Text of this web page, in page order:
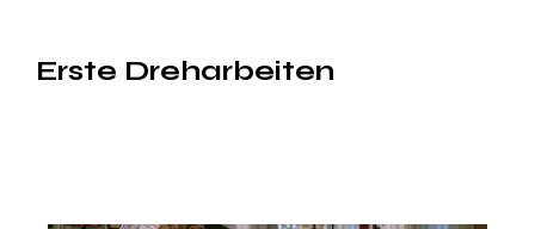
Erste Dreharbeiten